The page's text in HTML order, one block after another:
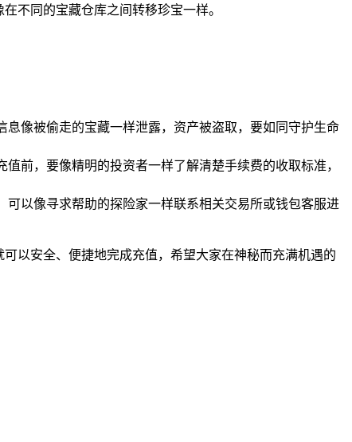
不同的宝藏仓库之间转移珍宝一样。
像被偷走的宝藏一样泄露，资产被盗取，要如同守护生命
前，要像精明的投资者一样了解清楚手续费的收取标准，
以像寻求帮助的探险家一样联系相关交易所或钱包客服进
以安全、便捷地完成充值，希望大家在神秘而充满机遇的